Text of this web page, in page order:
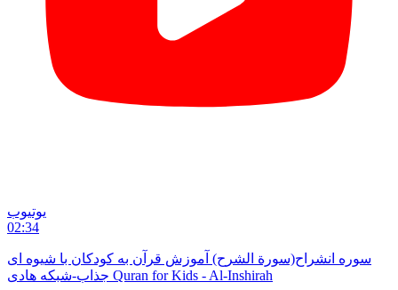
یوتیوب
02:34
سوره انشراح(سورة الشرح) آموزش قرآن به کودکان با شیوه ای
جذاب-شبکه هادی Quran for Kids - Al-Inshirah